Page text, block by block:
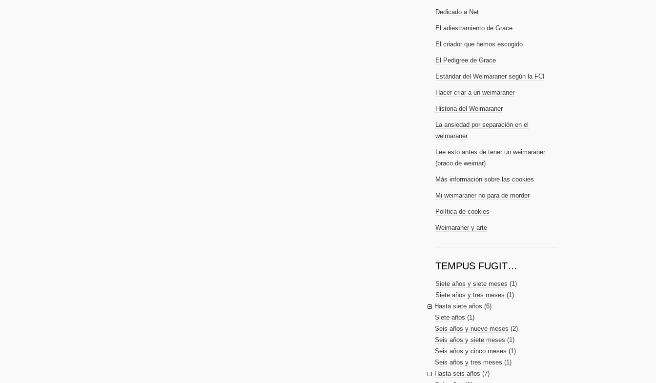
Dedicado a Net
El adiestramiento de Grace
El criador que hemos escogido
El Pedigree de Grace
Estándar del Weimaraner según la FCI
Hacer criar a un weimaraner
Historia del Weimaraner
La ansiedad por separación en el
weimaraner
Lee esto antes de tener un weimaraner
(braco de weimar)
Más información sobre las cookies
Mi weimaraner no para de morder
Política de cookies
Weimaraner y arte
TEMPUS FUGIT…
Siete años y siete meses (1)
Siete años y tres meses (1)
Hasta siete años (6)
Siete años (1)
Seis años y nueve meses (2)
Seis años y siete meses (1)
Seis años y cinco meses (1)
Seis años y tres meses (1)
Hasta seis años (7)